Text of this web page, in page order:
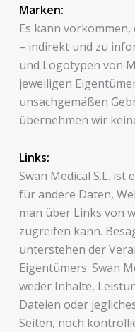
Marken:
Es kann vorkommen,
– indirekt und zu
und Logotypen von
jeweiligen
unsachgemäßen
übernehmen wir
Links:
Swan Medical S.L.
für andere Daten,
man über Links von
zugreifen kann.
unterstehen der
Eigentümers. Swan
weder Inhalte,
Dateien oder
Seiten, noch